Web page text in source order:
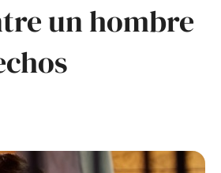
un hombre